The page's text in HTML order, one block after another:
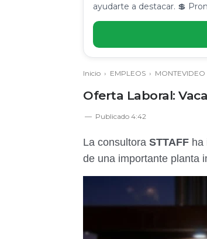
ayudarte a destacar. 💲
Inicio › EMPLEOS › MONTEVIDEO
Oferta Laboral:
Publicado 4:42
La consultora STTAFF ha
de una importante planta